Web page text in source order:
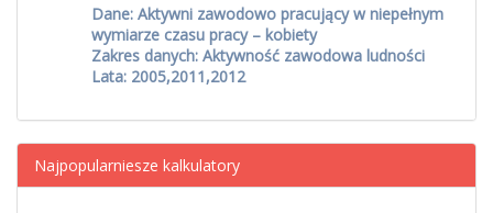
Dane: Aktywni zawodowo pracujący w niepełnym
wymiarze czasu pracy – kobiety
Zakres danych: Aktywność zawodowa ludności
Lata: 2005,2011,2012
Najpopularniesze kalkulatory